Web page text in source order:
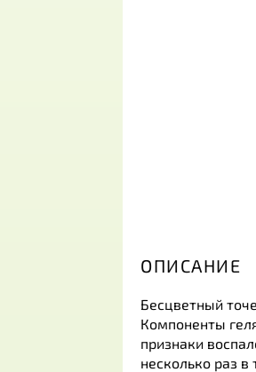
ОПИСАНИЕ
Бесцветный
Компоненты
признаки
несколько раз в